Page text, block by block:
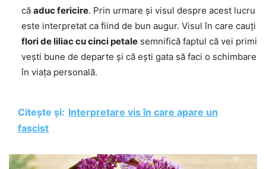
că aduc fericire. Prin urmare și visul despre acest lucru
este interpretat ca fiind de bun augur. Visul în care cauți
flori de liliac cu cinci petale semnifică faptul că vei primi
vești bune de departe și că ești gata să faci o schimbare
în viața personală.
Citește și: Interpretare vis în care apare un
fascist